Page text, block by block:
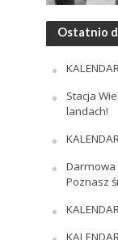
Ostatnio
Stacja
landach!
Darmowa
Poznasz